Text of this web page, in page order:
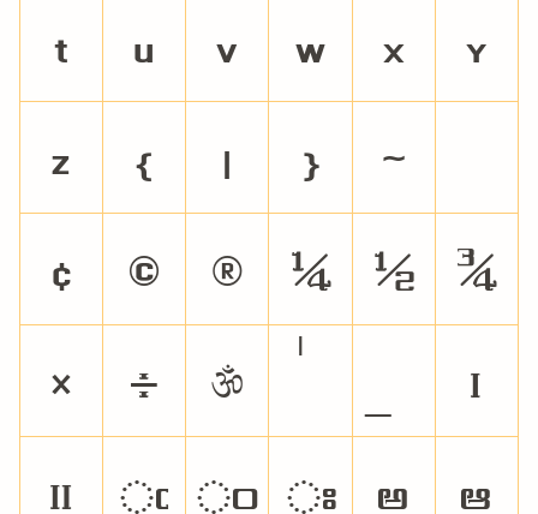
t
u v w x
y
z
{ | }
~
¢
© ® ¼ ½ ¾
×
÷ ॐ
।
॥ ఁ ం ః అ ఆ